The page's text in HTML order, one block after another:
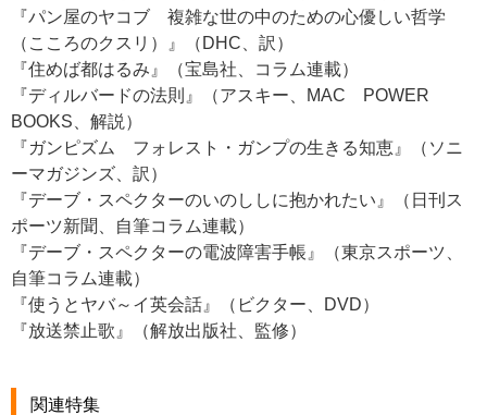
『パン屋のヤコブ 複雑な世の中のための心優しい哲学
（こころのクスリ）』（DHC、訳）
『住めば都はるみ』（宝島社、コラム連載）
『ディルバードの法則』（アスキー、MAC POWER
BOOKS、解説）
『ガンピズム フォレスト・ガンプの生きる知恵』（ソニ
ーマガジンズ、訳）
『デーブ・スペクターのいのししに抱かれたい』（日刊ス
ポーツ新聞、自筆コラム連載）
『デーブ・スペクターの電波障害手帳』（東京スポーツ、
自筆コラム連載）
『使うとヤバ～イ英会話』（ビクター、DVD）
『放送禁止歌』（解放出版社、監修）
関連特集